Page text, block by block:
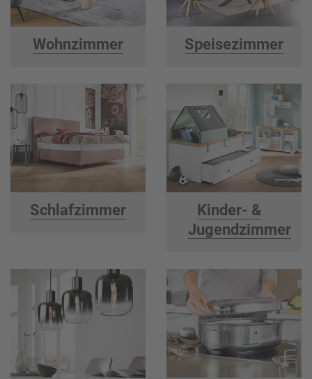
Wohnzimmer Speisezimmer
Schlafzimmer
Kinder- &
Jugendzimmer